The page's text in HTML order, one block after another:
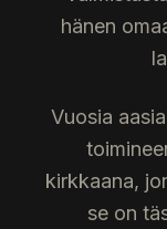
hänen
Vuosia
kirkkaana,
se on